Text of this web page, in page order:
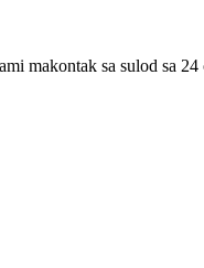
makontak sa sulod sa 24